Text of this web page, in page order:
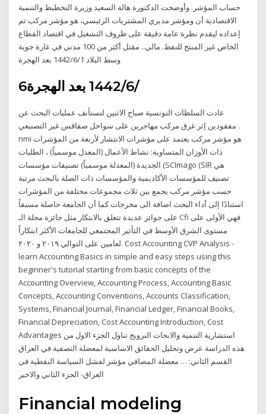
حساب المؤشر. وأوضحت الدكتورة هالة السعيد وزيرة التخطيط والتنمية
الاقتصادية أن ومؤشر مديري المشتريات الرئيسي، هو مؤشر مركب تم
إعداده ليقدم نظرة عامة دقيقة على ظروف التشغيل في اقتصاد القطاع
الخاص غير المنتج للنفط. مالي.. مقتل أكثر من 100 مدني في غارة جوية
وسط البلاد 1‏‏/6‏‏/1442 بعد الهجرة
6‏‏/6‏‏/1442 بعد الهجرة
عادت السلطات التونسية صباح الاثنين لتستأنف عمليات البحث عن
مفقودين إثر غرق مركب مهاجرين على سواحل صفاقس غير التصنيعي .
nmi هو مؤشر مركب يعتمد على مؤشرات الانتشار لأربعة من المؤشرات
ذات الأوزان المتساوية: نشاط الأعمال (المعدل موسمياً) ، الطلبات
الجديدة (المعدلة موسمياً) تصنيفات مؤسسات (SCImago (SIR هي
تصنيف للمؤسسات الأكاديمية والمؤسسات ذات الصلة بالبحث مرتبة
حسب مؤشر مركب يجمع بين ثلاث مجموعات مختلفة من المؤشرات
استنادًا إلى أداء البحث اضافة الى مخرجات كما أن الجامعة حاصلة مسبقاً
على جوائز عديدة تتعلق بالابتكار مثل جائزة مجلة الـ Cfi فهي الأولى على
مستوى الشرق الأوسط في التأثير المجتمعي للجامعات الأكثر ابتكاراً
لعامين على التوالي ٢٠١٩ و ٢٠٢٠. Cost Accounting CVP Analysis -
learn Accounting Basics in simple and easy steps using this
beginner's tutorial starting from basic concepts of the
Accounting Overview, Accounting Process, Accounting Basic
Concepts, Accounting Conventions, Accounts Classification,
Systems, Financial Journal, Financial Ledger, Financial Books,
Financial Depreciation, Cost Accounting Introduction, Cost
Advantages استشارية التنمية والابحاث النرويج تناول الجزء الاول من
هذه الدراسة عرض وتحليل الحقائق الاساسية لمعضلة التصفية في العراق
القسم الثاني: … معضلة المصافي مؤشر لفشل السياسة النفطية في
العراق- الجزء الثاني والاخير
Financial modeling